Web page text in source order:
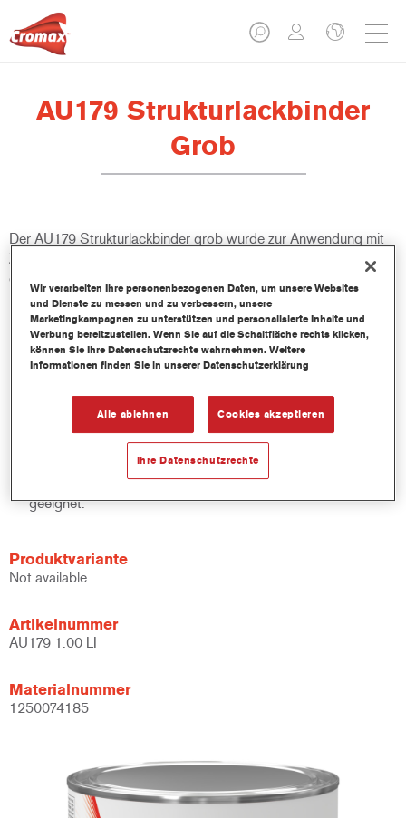
AU179 Strukturlackbinder
Grob
Der AU179 Strukturlackbinder grob wurde zur Anwendung mit
Zweikomponenten-Deck- und Klarlacken entwickelt,
einschließlich der Imron Fleet Line Serie.
Produktmerkmale
Kann in 2K-Decklacken und 2K-Klarlacken verwendet
werden: Centari 500 HB*, Centari 501*, Centari 5035,
3750S, 3760S, 3800S, CC6400, CC6600.
Kann in Imron Fleet Line 2K-Decklacken und Imron Fleet Line
2K-Klarlacken verwendet werden: Imron Traffic*, Imron Elite,
Imron Elite HDC und EL500.
Sowohl für stark strukturierte als auch glatte Finishs
geeignet.
Produktvariante
Not available
Artikelnummer
AU179 1.00 LI
Materialnummer
1250074185
Wir verarbeiten Ihre personenbezogenen Daten, um unsere Websites
und Dienste zu messen und zu verbessern, unsere
Marketingkampagnen zu unterstützen und personalisierte Inhalte und
Werbung bereitzustellen. Wenn Sie auf die Schaltfläche rechts klicken,
können Sie Ihre Datenschutzrechte wahrnehmen. Weitere
Informationen finden Sie in unserer Datenschutzerklärung
Alle ablehnen Cookies akzeptieren
Ihre Datenschutzrechte